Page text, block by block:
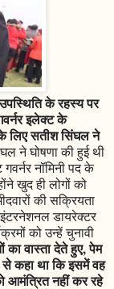
के रहस्य पर
इलेक्ट के
लिए सतीश सिंघल ने
ने घोषणा की हुई थी
नॉमिनी पद के
खुद ही लोगों को
की सक्रियता
डायरेक्टर
को उन्हें चुनावी
का वास्ता देते हुए, पेम
कहा था कि इसमें वह
आमंत्रित नहीं कर रहे